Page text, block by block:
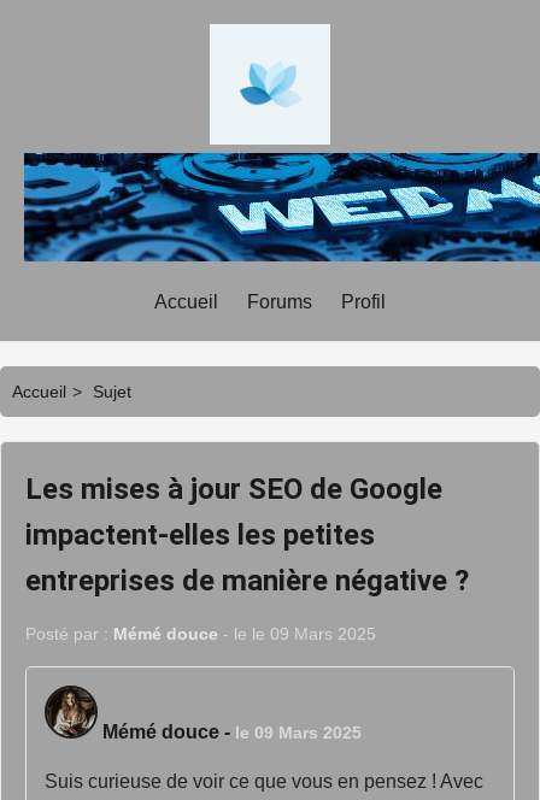
Accueil Forums Profil
Accueil > Sujet
Les mises à jour SEO de Google
impactent-elles les petites
entreprises de manière négative ?
Posté par : Mémé douce - le le 09 Mars 2025
Mémé douce - le 09 Mars 2025
Suis curieuse de voir ce que vous en pensez ! Avec